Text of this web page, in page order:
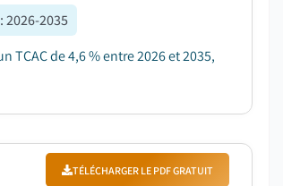
:2026-2035
de 4,6 % entre 2026 et 2035,
TÉLÉCHARGER LE PDF GRATUIT